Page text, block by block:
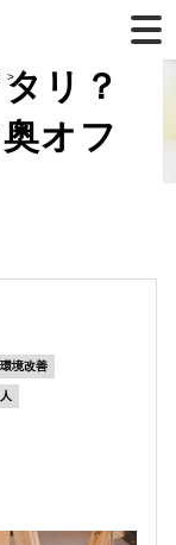
リ？
オフ
境改善